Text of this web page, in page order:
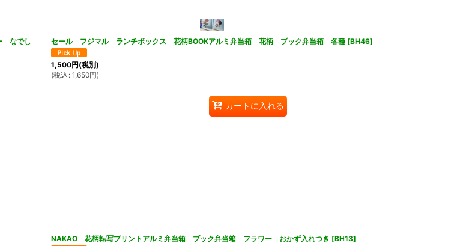
なでし
セール フジマル ランチボックス 花柄BOOKアルミ弁当箱 花柄 ブック弁当箱 各種 [BH46]
1,500円(税別)
(税込 : 1,650円)
カートに入れる
NAKAO 花柄転写プリントアルミ弁当箱 ブック弁当箱 フラワー おかず入れつき [BH13]